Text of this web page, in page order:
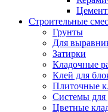
Строительные
Грунты
Для
Затирки
Кладочные
Клей для
Плиточные
Системы для
Цветные